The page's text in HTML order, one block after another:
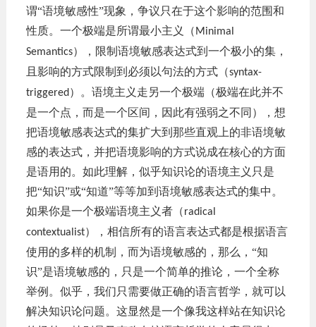
谓“语境敏感性”现象，争议只在于这个影响的范围和
性质。一个极端是所谓最小主义（Minimal
Semantics），限制语境敏感表达式到一个极小的集，
且影响的方式限制到必须以句法的方式（syntax-
triggered）。语境主义走另一个极端（极端在此并不
是一个点，而是一个区间，因此有强弱之不同），想
把语境敏感表达式的集扩大到那些直观上的非语境敏
感的表达式，并把语境影响的方式说成在核心的方面
是语用的。如此理解，似乎知识论的语境主义只是
把“知识”或“知道”等等加到语境敏感表达式的集中。
如果你是一个极端语境主义者（radical
contextualist），相信所有的语言表达式都是根据语言
使用的多样的机制，而为语境敏感的，那么， “知
识”是语境敏感的，只是一个简单的推论，一个全称
举例。似乎，我们只需要做正确的语言哲学，就可以
解决知识论问题。这显然是一个像我这样站在知识论